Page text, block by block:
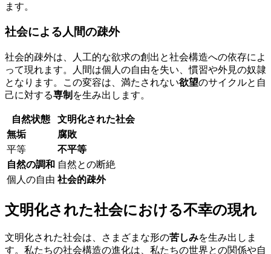
ます。
社会による人間の疎外
社会的疎外は、人工的な欲求の創出と社会構造への依存によ
って現れます。人間は個人の自由を失い、慣習や外見の奴隷
となります。この変容は、満たされない欲望のサイクルと自
己に対する専制 を生み出します。
自然状態
文明化された社会
無垢
腐敗
平等
不平等
自然の調和 自然との断絶
個人の自由 社会的疎外
文明化された社会における不幸の現れ
文明化された社会は、さまざまな形の苦しみを生み出しま
す。私たちの社会構造の進化は、私たちの世界との関係や自